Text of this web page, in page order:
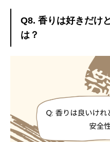
Q8. 香りは好きだけ
は？